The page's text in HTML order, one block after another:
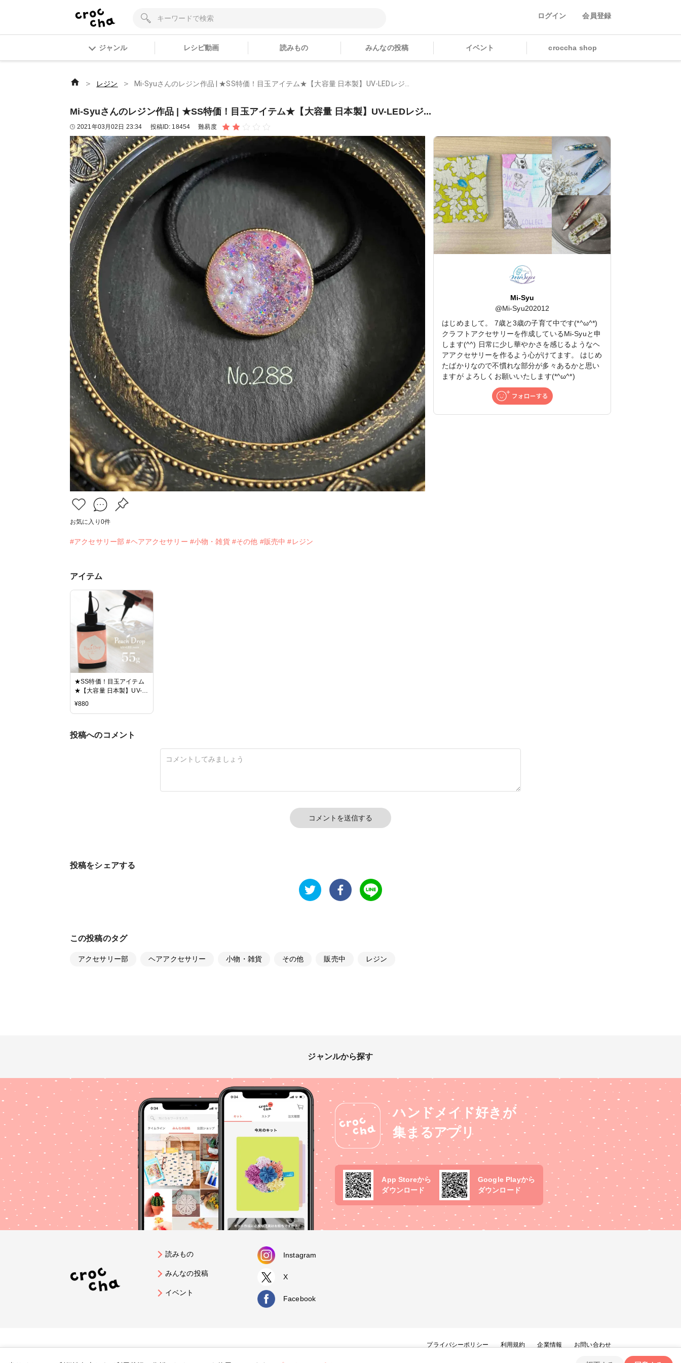
ログイン 会員登録
ジャンル レシピ動画 読みもの みんなの投稿 イベント croccha shop
＞ レジン ＞ Mi-Syuさんのレジン作品 | ★SS特価！目玉アイテム★【大容量 日本製】UV-LEDレジ...
Mi-Syuさんのレジン作品 | ★SS特価！目玉アイテム★【大容量 日本製】UV-LEDレジ...
2021年03月02日 23:34 投稿ID: 18454 難易度
お気に入り 0件
#アクセサリー部 #ヘアアクセサリー #小物・雑貨 #その他 #販売中 #レジン
Mi-Syu
@Mi-Syu202012
はじめまして。 7歳と3歳の子育て中です(*^ω^*)
クラフトアクセサリーを作成しているMi-Syuと申
します(^^) 日常に少し華やかさを感じるようなヘ
アアクセサリーを作るよう心がけてます。 はじめ
たばかりなので不慣れな部分が多々あるかと思い
ますが よろしくお願いいたします(*^ω^*)
アイテム
★SS特価！目玉アイテム
★【大容量 日本製】UV-
LEDレジン液 ピーチドロ
ドタイプ ハイブリッド レ
¥880
投稿へのコメント
コメントを送信する
投稿をシェアする
この投稿のタグ
アクセサリー部 ヘアアクセサリー 小物・雑貨 その他 販売中 レジン
ジャンルから探す
ハンドメイド好きが
集まるアプリ
App Storeから
ダウンロード
Google Playから
ダウンロード
読みもの
みんなの投稿
イベント
Instagram
X
Facebook
プライバシーポリシー 利用規約 企業情報 お問い合わせ